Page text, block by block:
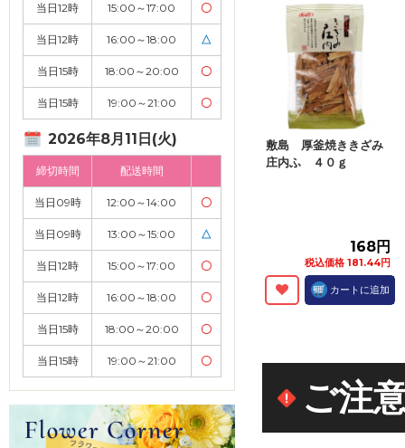
当日12時 15:00～17:00 〇
当日12時 16:00～18:00 △
当日15時 18:00～20:00 〇
当日15時 19:00～21:00 〇
2026年8月11日(火)
締切時間 配送時間
当日09時 12:00～14:00 〇
当日09時 13:00～15:00 △
当日12時 15:00～17:00 〇
当日12時 16:00～18:00 〇
当日15時 18:00～20:00 〇
当日15時 19:00～21:00 〇
敷島 厚釜焼ききざみ
庄内ふ ４０ｇ
168円
税込価格 181.44円
カートに追加
ご注